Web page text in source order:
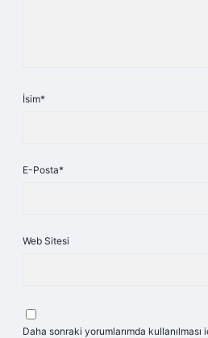
İsim*
E-Posta*
Web Sitesi
Daha sonraki yorumlarımda